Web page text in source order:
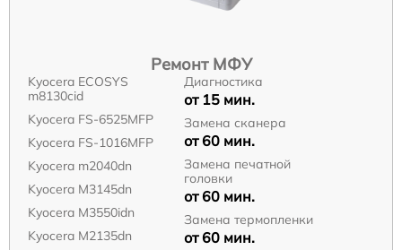
Ремонт МФУ
Kyocera ECOSYS
m8130cid
Kyocera FS-6525MFP
Kyocera FS-1016MFP
Kyocera m2040dn
Kyocera M3145dn
Kyocera M3550idn
Kyocera M2135dn
Диагностика
от 15 мин.
Замена сканера
от 60 мин.
Замена печатной
головки
от 60 мин.
Замена термопленки
от 60 мин.